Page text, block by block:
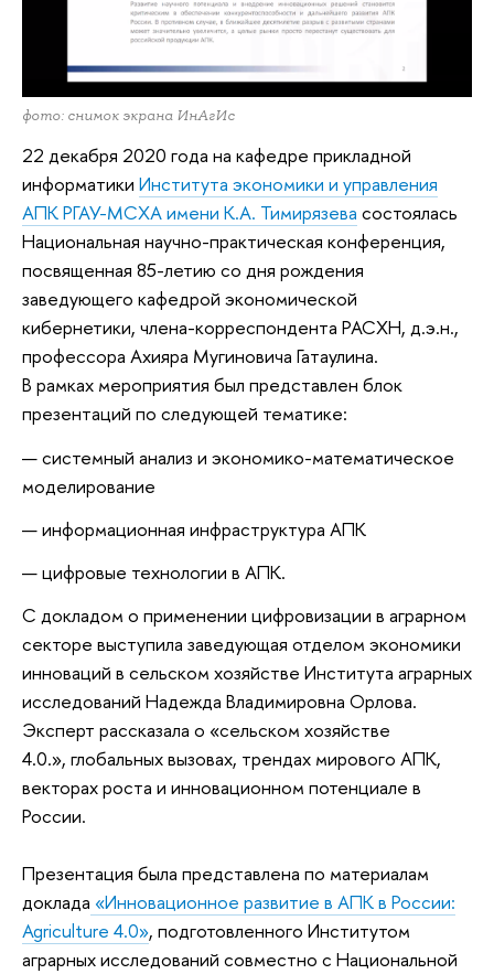
фото: снимок экрана ИнАгИс
22 декабря 2020 года на кафедре прикладной
информатики Института экономики и управления
АПК РГАУ-МСХА имени К.А. Тимирязева состоялась
Национальная научно-практическая конференция,
посвященная 85-летию со дня рождения
заведующего кафедрой экономической
кибернетики, члена-корреспондента РАСХН, д.э.н.,
профессора Ахияра Мугиновича Гатаулина.
В рамках мероприятия был представлен блок
презентаций по следующей тематике:
системный анализ и экономико-математическое
моделирование
информационная инфраструктура АПК
цифровые технологии в АПК.
С докладом о применении цифровизации в аграрном
секторе выступила заведующая отделом экономики
инноваций в сельском хозяйстве Института аграрных
исследований Надежда Владимировна Орлова.
Эксперт рассказала о «сельском хозяйстве
4.0.», глобальных вызовах, трендах мирового АПК,
векторах роста и инновационном потенциале в
России.
Презентация была представлена по материалам
доклада «Инновационное развитие в АПК в России:
Agriculture 4.0», подготовленного Институтом
аграрных исследований совместно с Национальной